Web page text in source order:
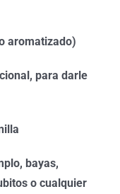
aromatizado)
para darle
bayas,
o cualquier